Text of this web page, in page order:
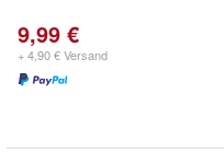
9,99 €
+ 4,90 € Versand